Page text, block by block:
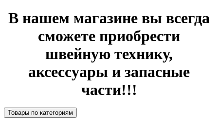
В нашем магазине вы всегда
сможете приобрести
швейную технику,
аксессуары и запасные
части!!!
Товары по категориям